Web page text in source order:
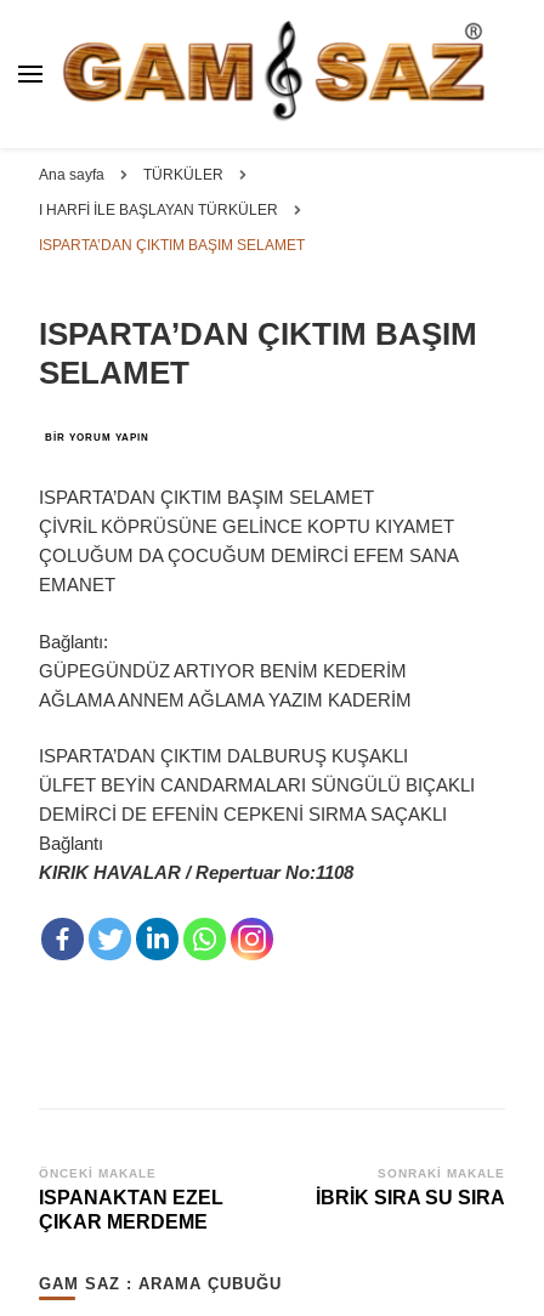
BAĞLAMA İMALAT / SATIŞ
YAPRAK || ELEKTRO ||
ÖZEL BAĞLAMA İMALAT /
SATIŞ
Padok, Kompozit, Mat, Divan, Çöğür, Cura, Solak, Dede,
Oyma ve yaprak sazlar, özel imalat bağlamalar
Ana sayfa TÜRKÜLER
I HARFİ İLE BAŞLAYAN TÜRKÜLER
ISPARTA’DAN ÇIKTIM BAŞIM SELAMET
ISPARTA’DAN ÇIKTIM BAŞIM
SELAMET
ISPARTA’DAN
SELAMET
BIR YORUM YAPIN
ISPARTA’DAN ÇIKTIM BAŞIM SELAMET
ÇİVRİL KÖPRÜSÜNE GELİNCE KOPTU KIYAMET
ÇOLUĞUM DA ÇOCUĞUM DEMİRCİ EFEM SANA
EMANET
Bağlantı:
GÜPEGÜNDÜZ ARTIYOR BENİM KEDERİM
AĞLAMA ANNEM AĞLAMA YAZIM KADERİM
ISPARTA’DAN ÇIKTIM DALBURUŞ KUŞAKLI
ÜLFET BEYİN CANDARMALARI SÜNGÜLÜ BIÇAKLI
DEMİRCİ DE EFENİN CEPKENİ SIRMA SAÇAKLI
Bağlantı
KIRIK HAVALAR / Repertuar No:1108
Yazı
dolaşımı
ÖNCEKI MAKALE
ISPANAKTAN EZEL
ÇIKAR MERDEME
SONRAKI MAKALE
İBRİK SIRA SU SIRA
GAM SAZ : ARAMA ÇUBUĞU